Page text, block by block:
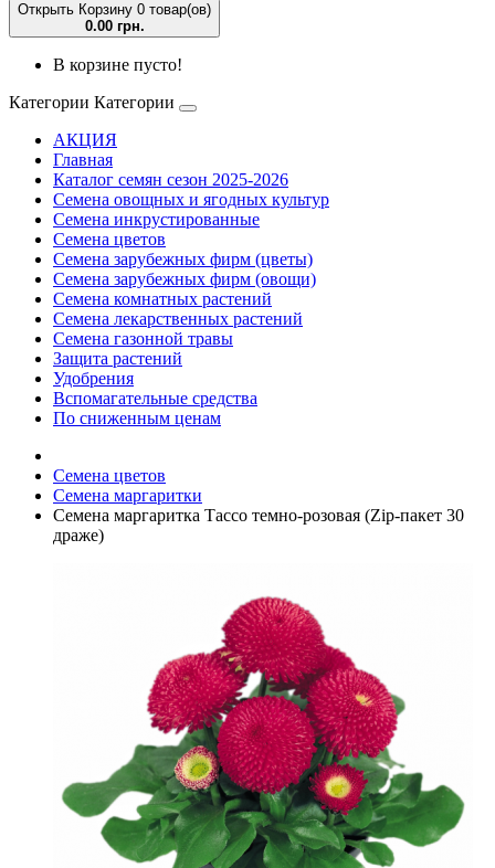
Открыть Корзину 0 товар(ов)
0.00 грн.
В корзине пусто!
Категории Категории
АКЦИЯ
Главная
Каталог семян сезон 2025-2026
Семена овощных и ягодных культур
Семена инкрустированные
Семена цветов
Семена зарубежных фирм (цветы)
Семена зарубежных фирм (овощи)
Семена комнатных растений
Семена лекарственных растений
Семена газонной травы
Защита растений
Удобрения
Вспомагательные средства
По сниженным ценам
Семена цветов
Семена маргаритки
Семена маргаритка Тассо темно-розовая (Zip-пакет 30
драже)